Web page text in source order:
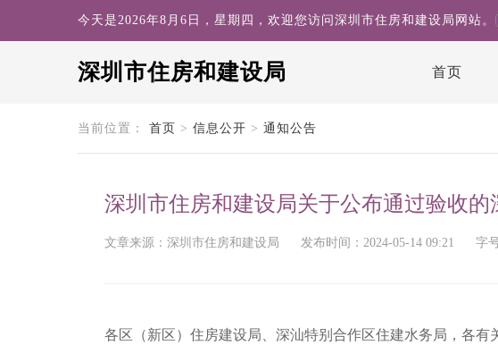
今天是2026年8月6日，星期四，欢迎您访问深圳市住房和建设局网站。
深圳市住房和建设局 首页
search
当前位置： 首页 > 信息公开 > 通知公告
深圳市住房和建设局关于公布通过验收
文章来源：深圳市住房和建设局 发布时间：2024-05-14 09:21 字
各区（新区）住房建设局、深汕特别合作区住建水务局，各有